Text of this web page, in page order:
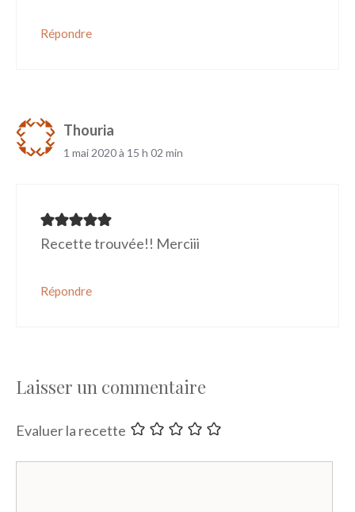
Répondre
Thouria
1 mai 2020 à 15 h 02 min
Recette trouvée!! Merciii
Répondre
Laisser un commentaire
Evaluer la recette